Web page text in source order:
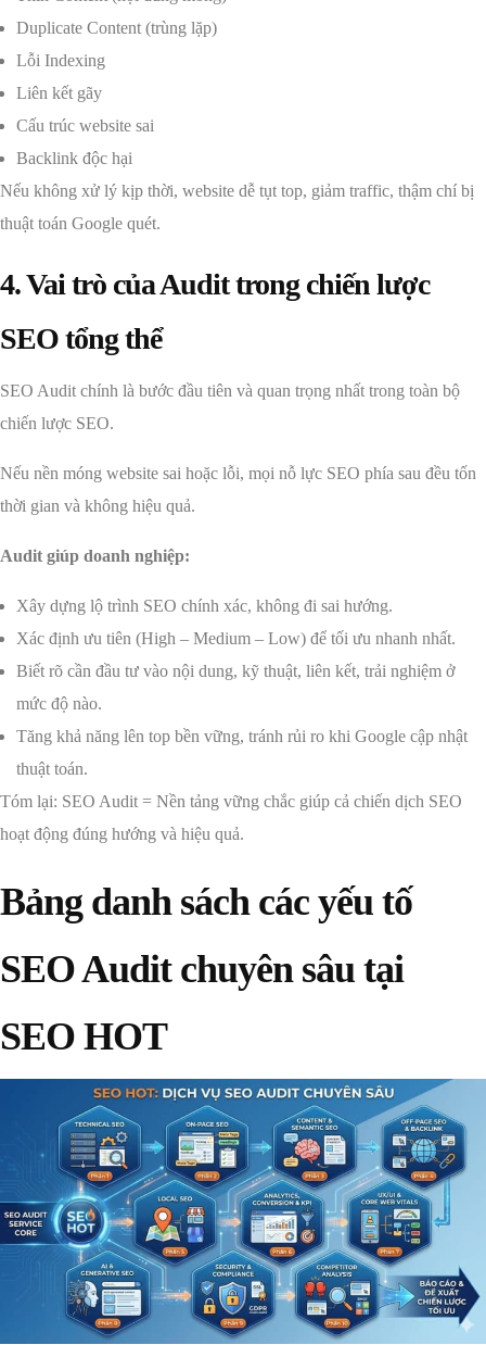
Duplicate Content (trùng lặp)
Lỗi Indexing
Liên kết gãy
Cấu trúc website sai
Backlink độc hại
Nếu không xử lý kịp thời, website dễ tụt top, giảm traffic, thậm chí bị
thuật toán Google quét.
4. Vai trò của Audit trong chiến lược
SEO tổng thể
SEO Audit chính là bước đầu tiên và quan trọng nhất trong toàn bộ
chiến lược SEO.
Nếu nền móng website sai hoặc lỗi, mọi nỗ lực SEO phía sau đều tốn
thời gian và không hiệu quả.
Audit giúp doanh nghiệp:
Xây dựng lộ trình SEO chính xác, không đi sai hướng.
Xác định ưu tiên (High – Medium – Low) để tối ưu nhanh nhất.
Biết rõ cần đầu tư vào nội dung, kỹ thuật, liên kết, trải nghiệm ở
mức độ nào.
Tăng khả năng lên top bền vững, tránh rủi ro khi Google cập nhật
thuật toán.
Tóm lại: SEO Audit = Nền tảng vững chắc giúp cả chiến dịch SEO
hoạt động đúng hướng và hiệu quả.
Bảng danh sách các yếu tố
SEO Audit chuyên sâu tại
SEO HOT